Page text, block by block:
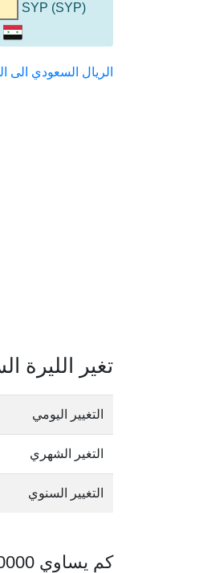
(SYP) SYP
الريال السعودي الى
تغير الليرة
التغيير اليومي
التغير الشهري
التغيير السنوي
كم يساوي 200000 ليرة سورية مقابل الريال السعودي في أغسطس, 2026